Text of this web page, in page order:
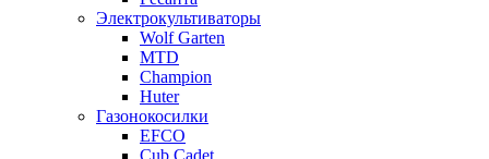
Электрокультиваторы
Wolf Garten
MTD
Champion
Huter
Газонокосилки
EFCO
Cub Cadet